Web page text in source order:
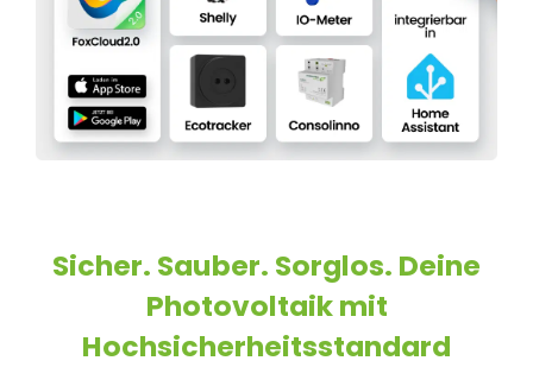
Sicher. Sauber. Sorglos. Deine
Photovoltaik mit
Hochsicherheitsstandard